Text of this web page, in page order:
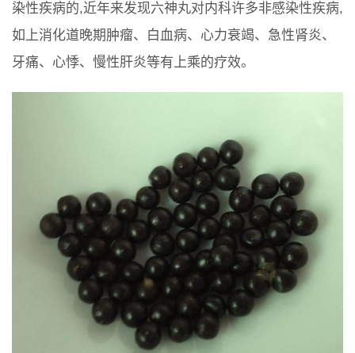
染性疾病的,近年来发现六神丸对内科许多非感染性疾病,
如上消化道晚期肿瘤、白血病、心力衰竭、急性肾炎、
牙痛、心悸、慢性肝炎等有上乘的疗效。